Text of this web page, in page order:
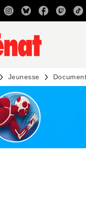
RECHERCHE
Jeunesse